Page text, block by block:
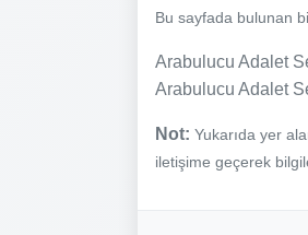
Bu sayfada bulunan
Arabulucu Adalet
Arabulucu Adalet
Not: Yukarıda yer
iletişime geçerek